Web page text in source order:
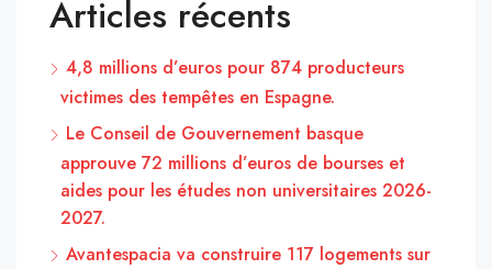
Articles récents
4,8 millions d’euros pour 874 producteurs
victimes des tempêtes en Espagne.
Le Conseil de Gouvernement basque
approuve 72 millions d’euros de bourses et
aides pour les études non universitaires 2026-
2027.
Avantespacia va construire 117 logements sur